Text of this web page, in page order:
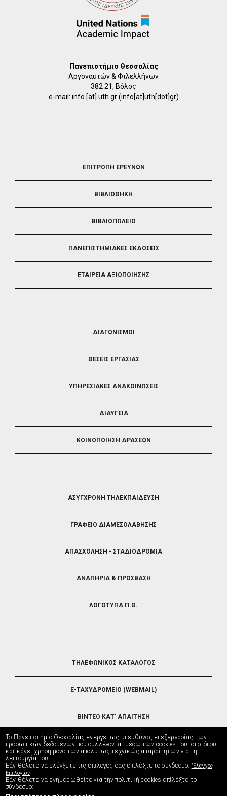
Πανεπιστήμιο Θεσσαλίας
Αργοναυτών & Φιλελλήνων
382 21, Βόλος
e-mail: info [at] uth.gr(info[at]uth[dot]gr)
ΕΠΙΤΡΟΠΗ ΕΡΕΥΝΩΝ
ΒΙΒΛΙΟΘΗΚΗ
ΒΙΒΛΙΟΠΩΛΕΙΟ
ΠΑΝΕΠΙΣΤΗΜΙΑΚΕΣ ΕΚΔΟΣΕΙΣ
ΕΤΑΙΡΕΙΑ ΑΞΙΟΠΟΙΗΣΗΣ
ΔΙΑΓΩΝΙΣΜΟΙ
ΘΕΣΕΙΣ ΕΡΓΑΣΙΑΣ
ΥΠΗΡΕΣΙΑΚΕΣ ΑΝΑΚΟΙΝΩΣΕΙΣ
ΔΙΑΥΓΕΙΑ
ΚΟΙΝΟΠΟΙΗΣΗ ΔΡΑΣΕΩΝ
ΑΣΥΓΧΡΟΝΗ ΤΗΛΕΚΠΑΙΔΕΥΣΗ
ΓΡΑΦΕΙΟ ΔΙΑΜΕΣΟΛΑΒΗΣΗΣ
ΑΠΑΣΧΟΛΗΣΗ - ΣΤΑΔΙΟΔΡΟΜΙΑ
ΑΝΑΠΗΡΙΑ & ΠΡΟΣΒΑΣΗ
ΛΟΓΟΤΥΠΑ Π.Θ.
ΤΗΛΕΦΩΝΙΚΟΣ ΚΑΤΑΛΟΓΟΣ
E-ΤΑΧΥΔΡΟΜΕΙΟ (WEBMAIL)
ΒΙΝΤΕΟ ΚΑΤ' ΑΠΑΙΤΗΣΗ
ΤΗΛΕΥΠΟΣΤΗΡΙΞΗ
ΔΙΕΥΘΥΝΣΗ ΜΗΧΑΝΟΡΓΑΝΩΣΗΣ
Το Πανεπιστήμιο Θεσσαλίας ενεργεί ως υπεύθυνος επεξεργασίας των
προσωπικών δεδομένων που συλλέγονται μέσω των cookies του ιστοτόπου
και κάνει χρήση μόνο των απολύτως τεχνικώς απαραίτητων για τη
λειτουργία του.
Εάν θέλετε να ελέγξετε τις επιλογές σας επιλέξτε το σύνδεσμο: 'Ελεγχος
Επιλογών
Εάν θέλετε να ενημερωθείτε για την πολιτική cookies επίλέξτε το
σύνδεσμο: